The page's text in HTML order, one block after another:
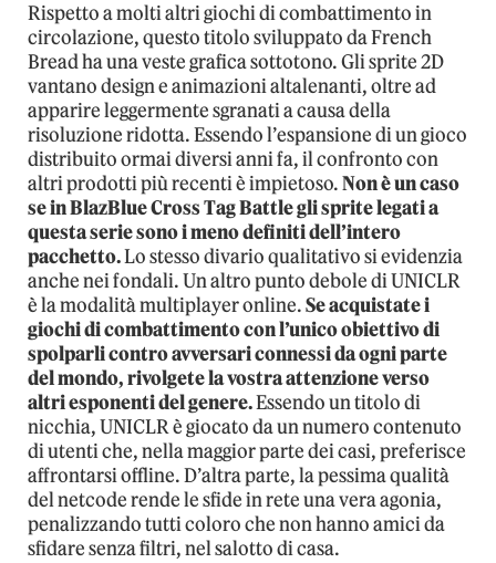
Rispetto a molti altri giochi di combattimento in
circolazione, questo titolo sviluppato da French
Bread ha una veste grafica sottotono. Gli sprite 2D
vantano design e animazioni altalenanti, oltre ad
apparire leggermente sgranati a causa della
risoluzione ridotta. Essendo l’espansione di un gioco
distribuito ormai diversi anni fa, il confronto con
altri prodotti più recenti è impietoso.Non è un caso
se in BlazBlue Cross Tag Battle gli sprite legati a
questa serie sono i meno definiti dell’intero
pacchetto.Lo stesso divario qualitativo si evidenzia
anche nei fondali. Un altro punto debole di UNICLR
è la modalità multiplayer online.Se acquistate i
giochi di combattimento con l’unico obiettivo di
spolparli contro avversari connessi da ogni parte
del mondo, rivolgete la vostra attenzione verso
altri esponenti del genere.Essendo un titolo di
nicchia, UNICLR è giocato da un numero contenuto
di utenti che, nella maggior parte dei casi, preferisce
affrontarsi offline. D’altra parte, la pessima qualità
del netcode rende le sfide in rete una vera agonia,
penalizzando tutti coloro che non hanno amici da
sfidare senza filtri, nel salotto di casa.